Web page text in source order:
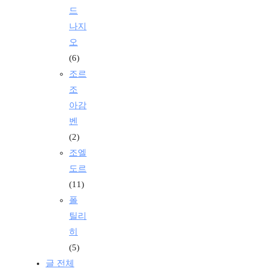
드
나지
오
(6)
조르
조
아감
벤
(2)
조엘
도르
(11)
폴
틸리
히
(5)
글 전체